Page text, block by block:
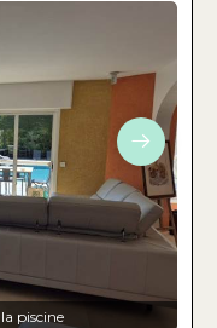
piscine